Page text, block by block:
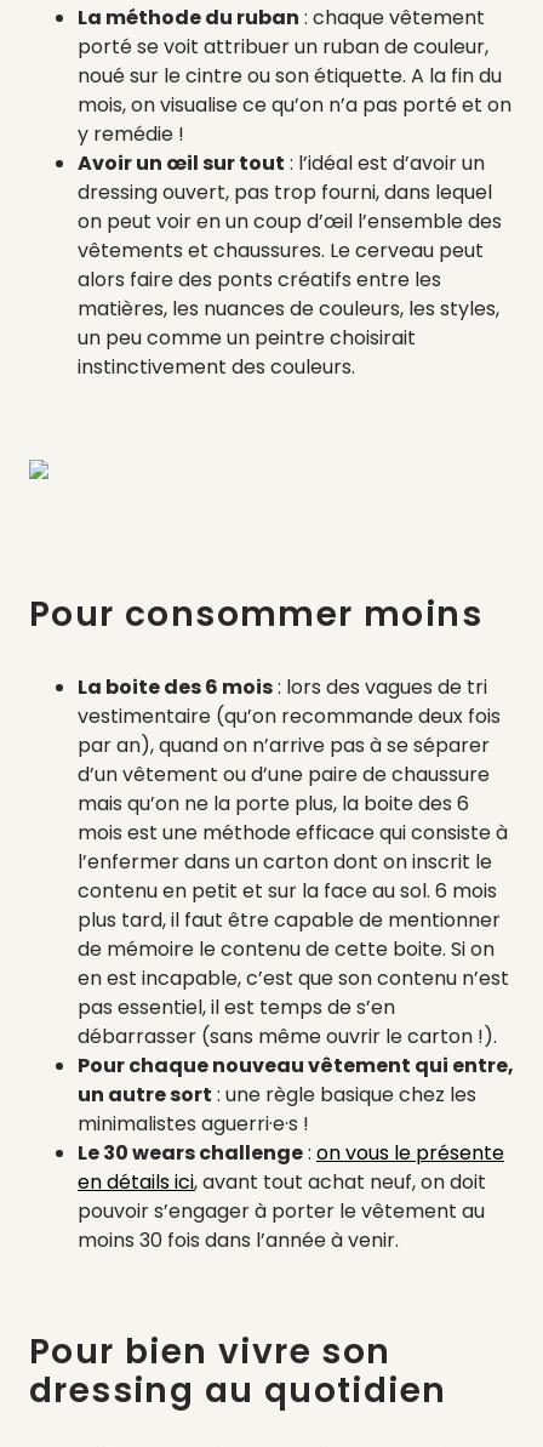
La méthode du ruban : chaque vêtement
porté se voit attribuer un ruban de couleur,
noué sur le cintre ou son étiquette. A la fin du
mois, on visualise ce qu’on n’a pas porté et on
y remédie !
Avoir un œil sur tout : l’idéal est d’avoir un
dressing ouvert, pas trop fourni, dans lequel
on peut voir en un coup d’œil l’ensemble des
vêtements et chaussures. Le cerveau peut
alors faire des ponts créatifs entre les
matières, les nuances de couleurs, les styles,
un peu comme un peintre choisirait
instinctivement des couleurs.
Pour consommer moins
La boite des 6 mois: lors des vagues de tri
vestimentaire (qu’on recommande deux fois
par an), quand on n’arrive pas à se séparer
d’un vêtement ou d’une paire de chaussure
mais qu’on ne la porte plus, la boite des 6
mois est une méthode efficace qui consiste à
l’enfermer dans un carton dont on inscrit le
contenu en petit et sur la face au sol. 6 mois
plus tard, il faut être capable de mentionner
de mémoire le contenu de cette boite. Si on
en est incapable, c’est que son contenu n’est
pas essentiel, il est temps de s’en
débarrasser (sans même ouvrir le carton !).
Pour chaque nouveau vêtement qui entre,
un autre sort : une règle basique chez les
minimalistes aguerri·e·s !
Le 30 wears challenge: on vous le présente
en détails ici, avant tout achat neuf, on doit
pouvoir s’engager à porter le vêtement au
moins 30 fois dans l’année à venir.
Pour bien vivre son
dressing au quotidien